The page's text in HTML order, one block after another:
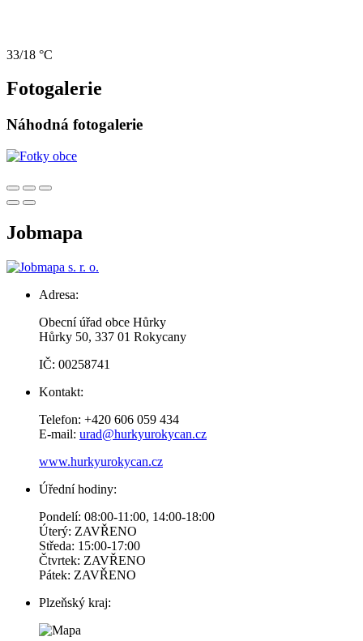
33/18 °C
Fotogalerie
Náhodná fotogalerie
Jobmapa
Adresa:
Obecní úřad obce Hůrky
Hůrky 50, 337 01 Rokycany
IČ: 00258741
Kontakt:
Telefon: +420 606 059 434
E-mail: urad@hurkyurokycan.cz
www.hurkyurokycan.cz
Úřední hodiny:
Pondelí: 08:00-11:00, 14:00-18:00
Úterý: ZAVŘENO
Středa: 15:00-17:00
Čtvrtek: ZAVŘENO
Pátek: ZAVŘENO
Plzeňský kraj: